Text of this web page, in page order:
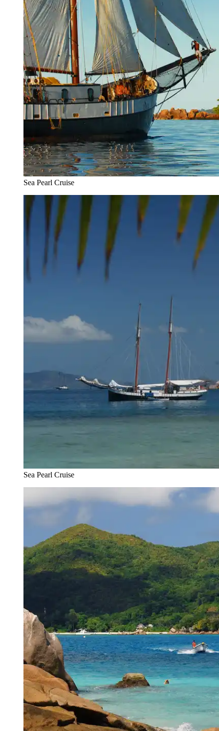
Sea Pearl Cruise
Sea Pearl Cruise